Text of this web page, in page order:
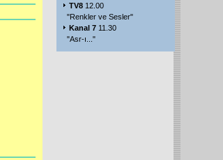
TV8 12.00
"Renkler ve Sesler"
Kanal 7 11.30
"Asr-ı..."